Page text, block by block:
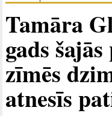
Tamāra
gads
zīmēs
atnesīs